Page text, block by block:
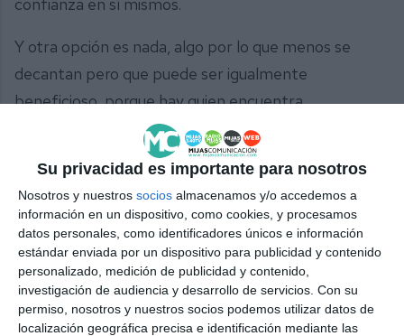
Su privacidad es importante para nosotros
Nosotros y nuestros socios almacenamos y/o accedemos a
información en un dispositivo, como cookies, y procesamos
datos personales, como identificadores únicos e información
estándar enviada por un dispositivo para publicidad y contenido
personalizado, medición de publicidad y contenido,
investigación de audiencia y desarrollo de servicios. Con su
permiso, nosotros y nuestros socios podemos utilizar datos de
localización geográfica precisa e identificación mediante las
Y otra opción es nada, algo por lo que menos se
decantan pero que puede ser igualmente
beneficioso, porque hay quien encuentra
desventajas en el desarrollo de actividades
extraescolares como que no garantizan el éxito
académico, pueden aumentar los niveles de
angustia y depresión en los niños y genera gastos
extras para los padres.
Comparte esta noticia desde el siguiente enlace:
https://mijascom.com/?a=28616